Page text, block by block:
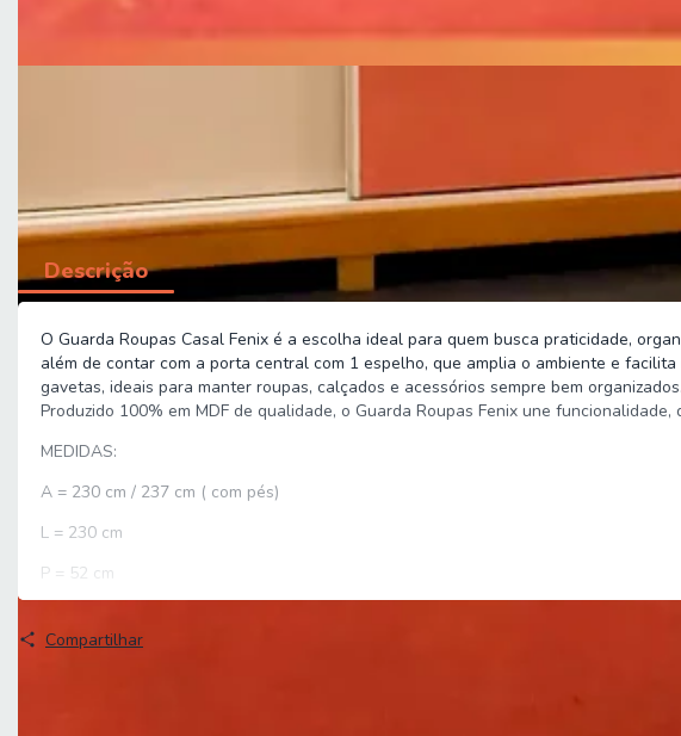
Descrição
O Guarda Roupas Casal Fenix é a escolha ideal para quem busca praticidade,
além de contar com a porta central com 1 espelho, que amplia o ambiente e
gavetas, ideais para manter roupas, calçados e acessórios sempre bem
Produzido 100% em MDF de qualidade, o Guarda Roupas Fenix une
MEDIDAS:
A = 230 cm / 237 cm ( com pés)
L = 230 cm
P = 52 cm
A = 211 cm
Compartilhar